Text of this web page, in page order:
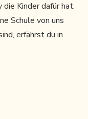
die Kinder dafür hat.
Schule von uns
erfährst du in